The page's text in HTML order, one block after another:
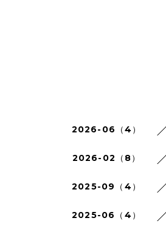
2026-06（4）
2026-02（8）
2025-09（4）
2025-06（4）